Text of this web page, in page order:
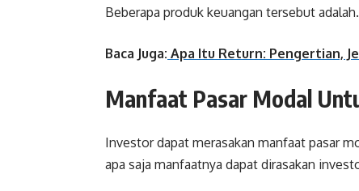
Beberapa produk keuangan tersebut
Baca Juga: Apa Itu Return: Pengertian,
Manfaat Pasar Modal
Investor dapat merasakan manfaat pasar
apa saja manfaatnya dapat dirasakan